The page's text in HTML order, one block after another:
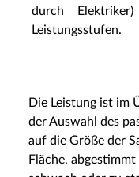
durch
Leistungsstufen.
Die Leistung ist im
der Auswahl des
auf die Größe der
Fläche,